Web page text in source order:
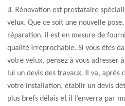
JL Rénovation est prestataire
velux. Que ce soit une nouvelle
réparation, il est en mesure de
qualité irréprochable. Si vous êtes
votre velux, pensez à vous adresser
lui un devis des travaux. Il va, après
votre installation, établir un devis
plus brefs délais et il l’enverra par